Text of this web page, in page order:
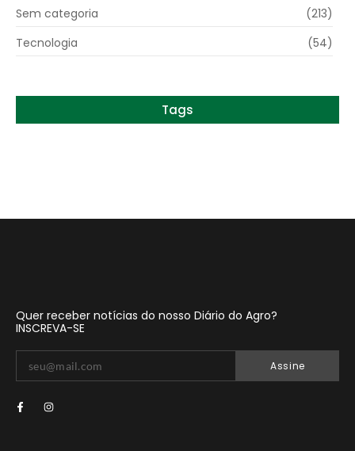
Sem categoria
(213)
Tecnologia
(54)
Tags
Quer receber notícias do nosso Diário do Agro?
INSCREVA-SE
Assine